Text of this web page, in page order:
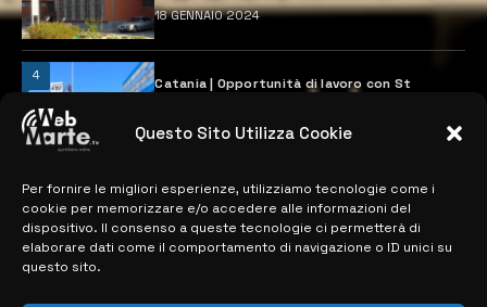
Questo Sito Utilizza Cookie
Per fornire le migliori esperienze, utilizziamo tecnologie come i
cookie per memorizzare e/o accedere alle informazioni del
dispositivo. Il consenso a queste tecnologie ci permetterà di
elaborare dati come il comportamento di navigazione o ID unici su
questo sito.
18 GENNAIO 2024
4
Catania | Opportunità di lavoro con St
28 MARZO 2024
MAPPA DEL SITO
> NOTIZIE